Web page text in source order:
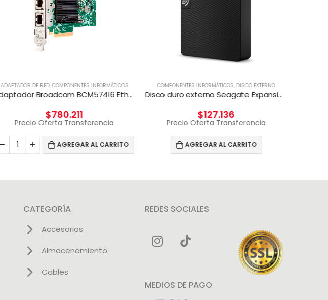
ADAPTADOR DE RED,COMPONENTES INFORMÁTICOS
Adaptador Broadcom BCM57416 Ethernet 10 Gb 2 puertos BASE-T para HPE
$780.211
Precio Oferta Transferencia
AGREGAR AL CARRITO
COMPONENTES INFORMÁTICOS, DISCO EXTERNO
Disco duro externo Seagate Expansion 4 TB Negro
$127.136
Precio Oferta Transferencia
AGREGAR AL CARRITO
CATEGORÍA
Accesorios
Almacenamiento
Cables
REDES SOCIALES
MEDIOS DE PAGO